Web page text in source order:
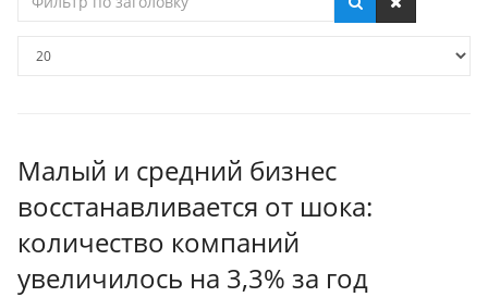
по
Малый и средний бизнес
восстанавливается от шока:
количество компаний
увеличилось на 3,3% за год